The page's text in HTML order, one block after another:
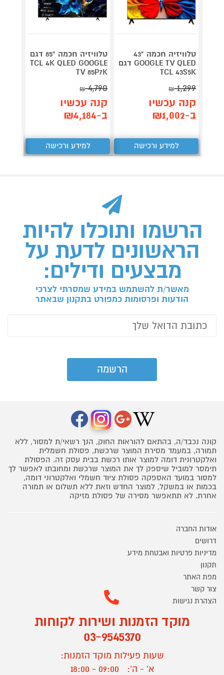
טלוויזיה חכמה "43
GOOGLE TV QLED דגם
TCL 43S5K
1,299
₪
קנה עכשיו
ב-₪1,002
למידע ורכישה
טלוויזיה חכמה "85 דגם
TCL 4K QLED GOOGLE
TV 85P7K
4,790
₪
קנה עכשיו
ב-₪4,184
למידע ורכישה
הרשמו ותוכלו להיות
הראשונים לדעת על
מבצעים ודילים:
מאשר/ת להשתמש במידע שמסרתי לצרכי
הודעות ופרסומות כמפורט בתקנון שבאתר
קונה נכבד/ה, בהתאם להוראות החוק, הנך רשאי/ת למסור, ללא
תמורה, במעמד מסירת המוצר שרכשת, פסולת חשמלית
ואלקטרונית דומה למוצר אותו רכשת בבית עסק זה. הפסולת
תימסר למוביל שיספק לך את המוצר שרכשת ומחובתו לאפשר לך
למסור במועד האספקה פסולת ציוד חשמלי ואלקטרוני דומה,
בכמות או במשקל, למוצר החדש וזאת ללא תשלום או תמורה
אחרת. לא תתאפשר מסירה של פסולת מזיקה
אודות החברה
דרושים
מדיניות פרטיות ואבטחת מידע
תקנון
מפת האתר
צור קשר
הצהרת נגישות
מוקד הזמנות ושירות לקוחות
03-9545370
שעות פעילות מוקד הזמנות:
א' - ה':
09:00 - 18:00